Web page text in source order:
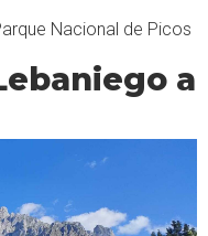
Nacional de Picos
a